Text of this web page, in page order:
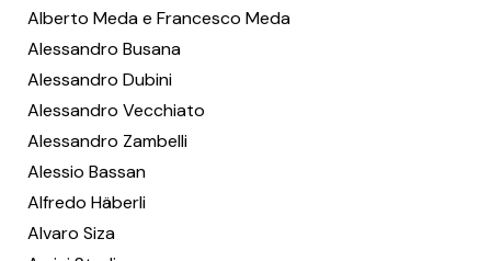
Alberto Meda e Francesco Meda
Alessandro Busana
Alessandro Dubini
Alessandro Vecchiato
Alessandro Zambelli
Alessio Bassan
Alfredo Häberli
Alvaro Siza